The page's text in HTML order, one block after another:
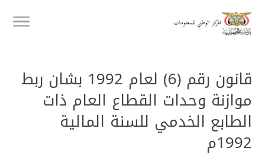
قانون رقم (6) لعام 1992 بشان ربط
موازنة وحدات القطاع العام ذات
الطابع الخدمي للسنة المالية
1992م